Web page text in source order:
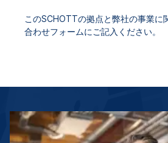
このSCHOTTの拠点と弊社の事業に
合わせフォームにご記入ください。